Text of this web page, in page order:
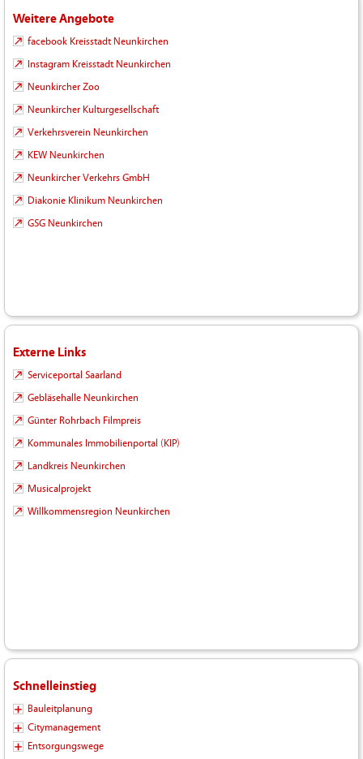
Weitere Angebote
facebook Kreisstadt Neunkirchen
Instagram Kreisstadt Neunkirchen
Neunkircher Zoo
Neunkircher Kulturgesellschaft
Verkehrsverein Neunkirchen
KEW Neunkirchen
Neunkircher Verkehrs GmbH
Diakonie Klinikum Neunkirchen
GSG Neunkirchen
Externe Links
Serviceportal Saarland
Gebläsehalle Neunkirchen
Günter Rohrbach Filmpreis
Kommunales Immobilienportal (KIP)
Landkreis Neunkirchen
Musicalprojekt
Willkommensregion Neunkirchen
Schnelleinstieg
Bauleitplanung
Citymanagement
Entsorgungswege